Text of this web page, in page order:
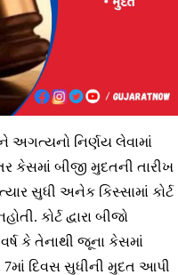
અગત્યનો નિર્ણય લેવામાં
કેસમાં બીજી મુદતની તારીખ
સુધી અનેક કિસ્સામાં કોર્ટ
કોર્ટ દ્વારા બીજો
કે તેનાથી જૂના કેસમાં
7માં દિવસ સુધીની મુદત આપી